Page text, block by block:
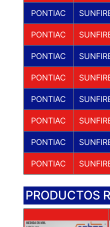
PONTIAC
PONTIAC
PONTIAC
PONTIAC
PONTIAC
PONTIAC
PONTIAC
PONTIAC
PRODUCTOS